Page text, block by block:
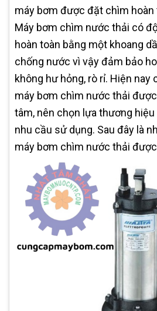
máy bơm được đặt chìm hoàn
Máy bơm chìm nước thải có
hoàn toàn bằng một khoang
chống nước vì vậy đảm bảo
không hư hỏng, rò rỉ. Hiện nay
máy bơm chìm nước thải
tâm, nên chọn lựa thương hiệu
nhu cầu sử dụng. Sau đây là
máy bơm chìm nước thải